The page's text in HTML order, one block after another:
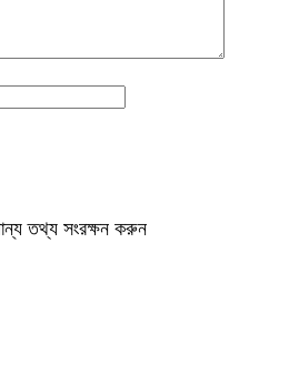
তথ্য সংরক্ষন করুন